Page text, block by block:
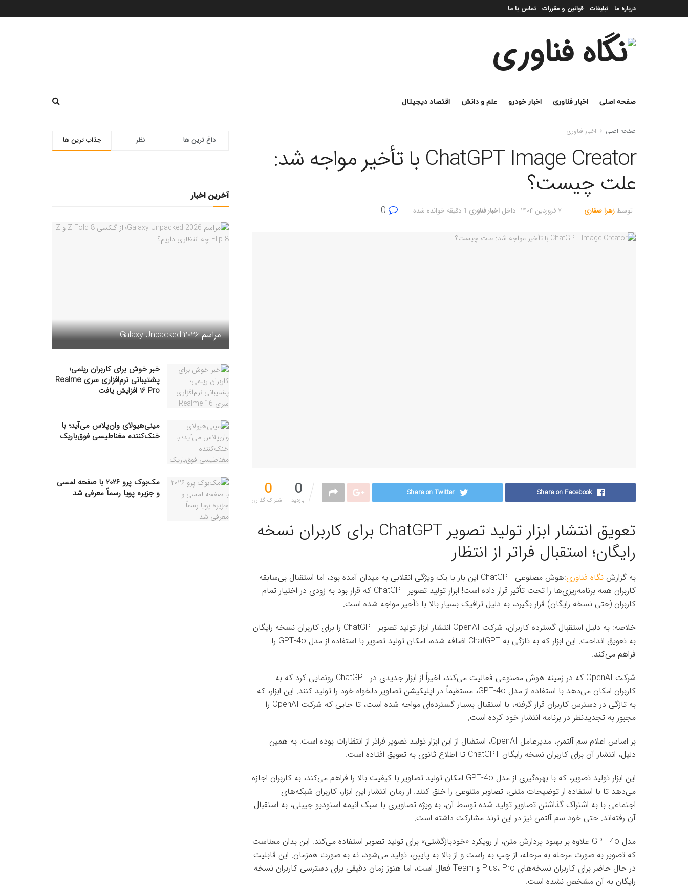
درباره ما تبلیغات قوانین و مقررات تماس با ما
صفحه اصلی اخبار فناوری اخبار خودرو علم و دانش اقتصاد دیجیتال
صفحه اصلی اخبار فناوری
ChatGPT Image Creator با تأخیر مواجه شد:
علت چیست؟
توسط زهرا صفاری ۷ فروردین ۱۴۰۴ داخل اخبار فناوری 1 دقیقه خوانده شده
0
اشتراک گذاری‌
0
بازدید
Share on Facebook
Share on Twitter
تعویق انتشار ابزار تولید تصویر ChatGPT برای کاربران نسخه
رایگان؛ استقبال فراتر از انتظار
به گزارش نگاه فناوری
:هوش مصنوعی ChatGPT این بار با یک ویژگی انقلابی به میدان آمده بود، اما استقبال بی‌سابقه
کاربران همه برنامه‌ریزی‌ها را تحت تأثیر قرار داده است! ابزار تولید تصویر ChatGPT که قرار بود به زودی در اختیار تمام
کاربران (حتی نسخه رایگان) قرار بگیرد، به دلیل ترافیک بسیار بالا با تأخیر مواجه شده است.
خلاصه: به دلیل استقبال گسترده کاربران، شرکت OpenAI انتشار ابزار تولید تصویر ChatGPT را برای کاربران نسخه رایگان
به تعویق انداخت. این ابزار که به تازگی به ChatGPT اضافه شده، امکان تولید تصویر با استفاده از مدل GPT-4o را
فراهم می‌کند.
شرکت OpenAI که در زمینه هوش مصنوعی فعالیت می‌کند، اخیراً از ابزار جدیدی در ChatGPT رونمایی کرد که به
کاربران امکان می‌دهد با استفاده از مدل GPT-4o، مستقیماً در اپلیکیشن تصاویر دلخواه خود را تولید کنند. این ابزار، که
به تازگی در دسترس کاربران قرار گرفته، با استقبال بسیار گسترده‌ای مواجه شده است، تا جایی که شرکت OpenAI را
مجبور به تجدیدنظر در برنامه انتشار خود کرده است.
بر اساس اعلام سم آلتمن، مدیرعامل OpenAI، استقبال از این ابزار تولید تصویر فراتر از انتظارات بوده است. به همین
دلیل، انتشار آن برای کاربران نسخه رایگان ChatGPT تا اطلاع ثانوی به تعویق افتاده است.
این ابزار تولید تصویر، که با بهره‌گیری از مدل GPT-4o امکان تولید تصاویر با کیفیت بالا را فراهم می‌کند، به کاربران اجازه
می‌دهد تا با استفاده از توضیحات متنی، تصاویر متنوعی را خلق کنند. از زمان انتشار این ابزار، کاربران شبکه‌های
اجتماعی با به اشتراک گذاشتن تصاویر تولید شده توسط آن، به ویژه تصاویری با سبک انیمه استودیو جیبلی، به استقبال
آن رفته‌اند. حتی خود سم آلتمن نیز در این ترند مشارکت داشته است.
مدل GPT-4o علاوه بر بهبود پردازش متن، از رویکرد «خودبازگشتی» برای تولید تصویر استفاده می‌کند. این بدان معناست
که تصویر به صورت مرحله به مرحله، از چپ به راست و از بالا به پایین، تولید می‌شود، نه به صورت همزمان. این قابلیت
در حال حاضر برای کاربران نسخه‌های Plus، Pro و Team فعال است، اما هنوز زمان دقیقی برای دسترسی کاربران نسخه
رایگان به آن مشخص نشده است.
جذاب ترین ها نظر داغ ترین ها
آخرین اخبار
مراسم Galaxy Unpacked 2026
خبر خوش برای کاربران ریلمی؛
پشتیبانی نرم‌افزاری سری Realme
16 Pro افزایش یافت
مینی‌هیولای وان‌پلاس می‌آید؛ با
خنک‌کننده مغناطیسی فوق‌باریک
مک‌بوک پرو ۲۰۲۶ با صفحه لمسی
و جزیره پویا رسماً معرفی شد